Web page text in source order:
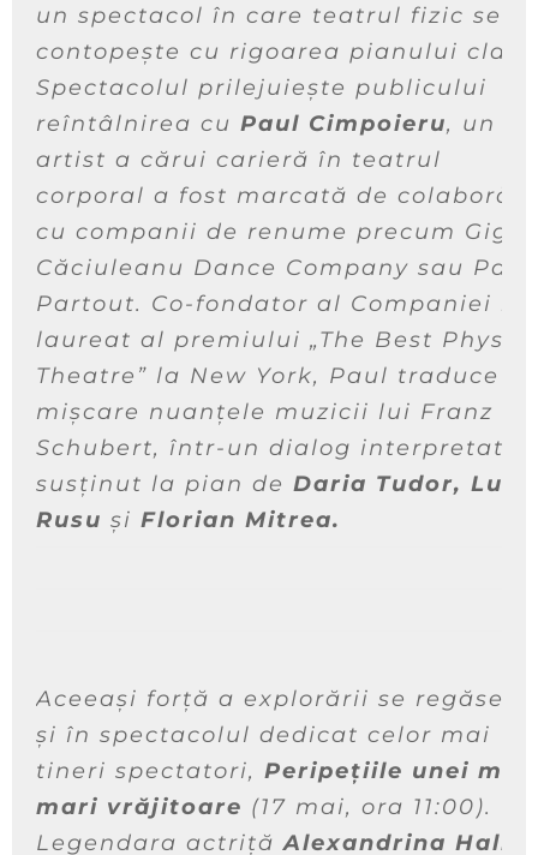
un spectacol în care teatrul fizic se
contopește cu rigoarea pianului
Spectacolul prilejuiește publicului
reîntâlnirea cu Paul Cimpoieru, un
artist a cărui carieră în teatrul
corporal a fost marcată de colaborări
cu companii de renume precum Gigi
Căciuleanu Dance Company sau
Partout. Co-fondator al Companiei 9
laureat al premiului „The Best
Theatre” la New York, Paul traduce în
mișcare nuanțele muzicii lui Franz
Schubert, într-un dialog interpretativ
susținut la pian de Daria Tudor, Luca
Rusu și Florian Mitrea.
Aceeași forță a explorării se
și în spectacolul dedicat celor mai
tineri spectatori, Peripețiile unei
mari vrăjitoare (17 mai, ora 11:00).
Legendara actrițăAlexandrina Halic